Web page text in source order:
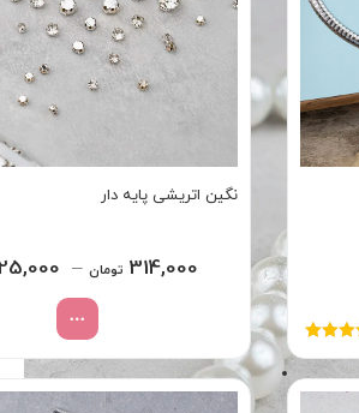
نگین اتریشی پایه دار
314,000 تومان –